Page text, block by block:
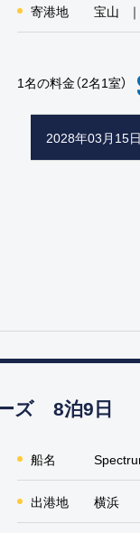
寄港地 宝山
1名の料金（2名1室）
2028年03月15日
ズ 8泊9日
船名
出港地 横浜